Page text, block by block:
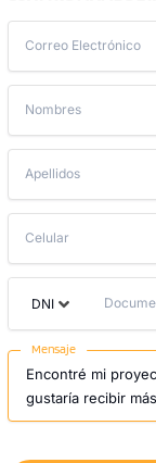
Correo Electrónico
Nombres
Apellidos
Celular
DNI
Mensaje